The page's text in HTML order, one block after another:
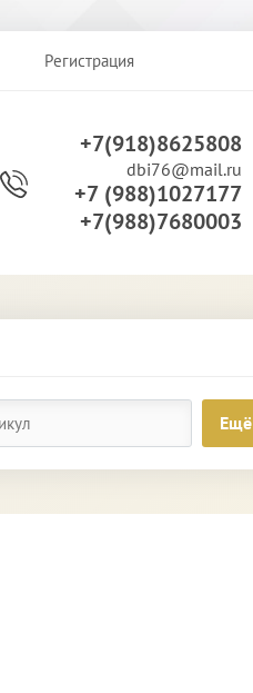
Регистрация
+7(918)8625808
dbi76@mail.ru
+7 (988)1027177
+7(988)7680003
Ещё